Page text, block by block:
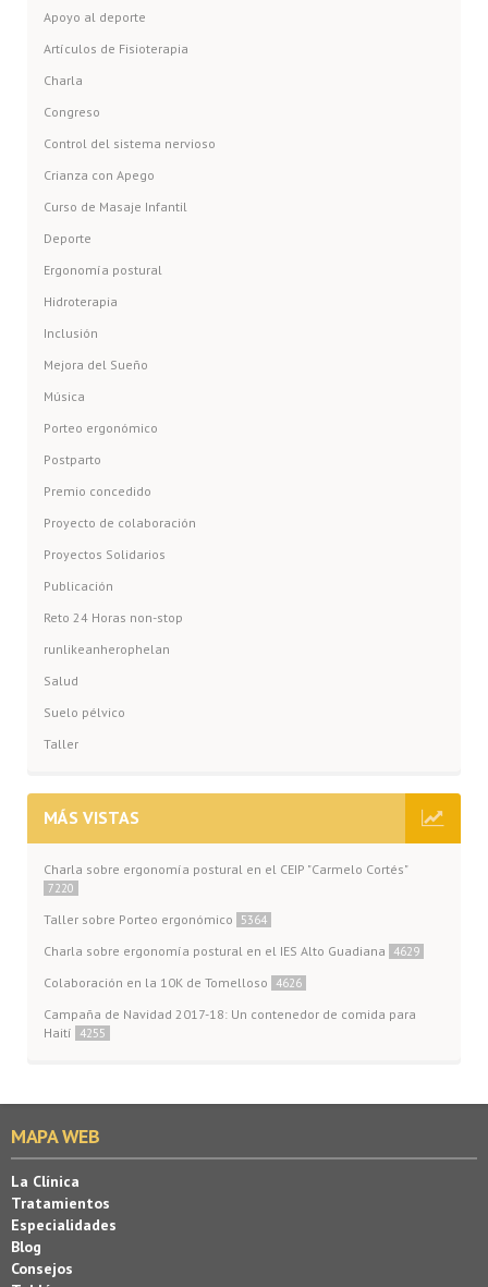
Apoyo al deporte
Artículos de Fisioterapia
Charla
Congreso
Control del sistema nervioso
Crianza con Apego
Curso de Masaje Infantil
Deporte
Ergonomía postural
Hidroterapia
Inclusión
Mejora del Sueño
Música
Porteo ergonómico
Postparto
Premio concedido
Proyecto de colaboración
Proyectos Solidarios
Publicación
Reto 24 Horas non-stop
runlikeanherophelan
Salud
Suelo pélvico
Taller
MÁS VISTAS
Charla sobre ergonomía postural en el CEIP "Carmelo Cortés"
7220
Taller sobre Porteo ergonómico 5364
Charla sobre ergonomía postural en el IES Alto Guadiana 4629
Colaboración en la 10K de Tomelloso 4626
Campaña de Navidad 2017-18: Un contenedor de comida para
Haití
4255
MAPA WEB
La Clínica
Tratamientos
Especialidades
Blog
Consejos